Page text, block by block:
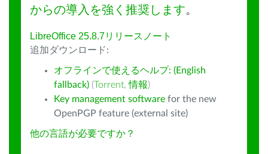
からの導入を強く推奨します。
LibreOffice 25.8.7リリースノート
追加ダウンロード:
オフラインで使えるヘルプ: (English
fallback) (Torrent,情報)
Key management software for the new
OpenPGP feature (external site)
他の言語が必要ですか？